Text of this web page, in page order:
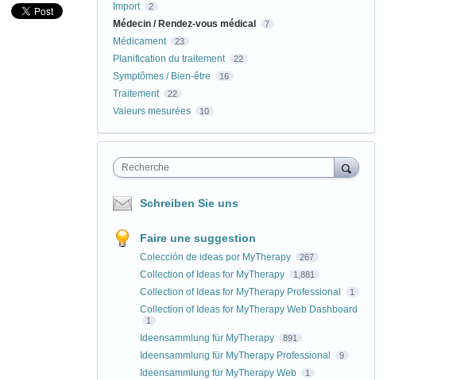
Import 2
Médecin / Rendez-vous médical 7
Médicament 23
Planification du traitement 22
Symptômes / Bien-être 16
Traitement 22
Valeurs mesurées 10
Recherche
Schreiben Sie uns
Faire une suggestion
Colección de ideas por MyTherapy 267
Collection of Ideas for MyTherapy 1,881
Collection of Ideas for MyTherapy Professional 1
Collection of Ideas for MyTherapy Web Dashboard
1
Ideensammlung für MyTherapy 891
Ideensammlung für MyTherapy Professional 9
Ideensammlung für MyTherapy Web 1